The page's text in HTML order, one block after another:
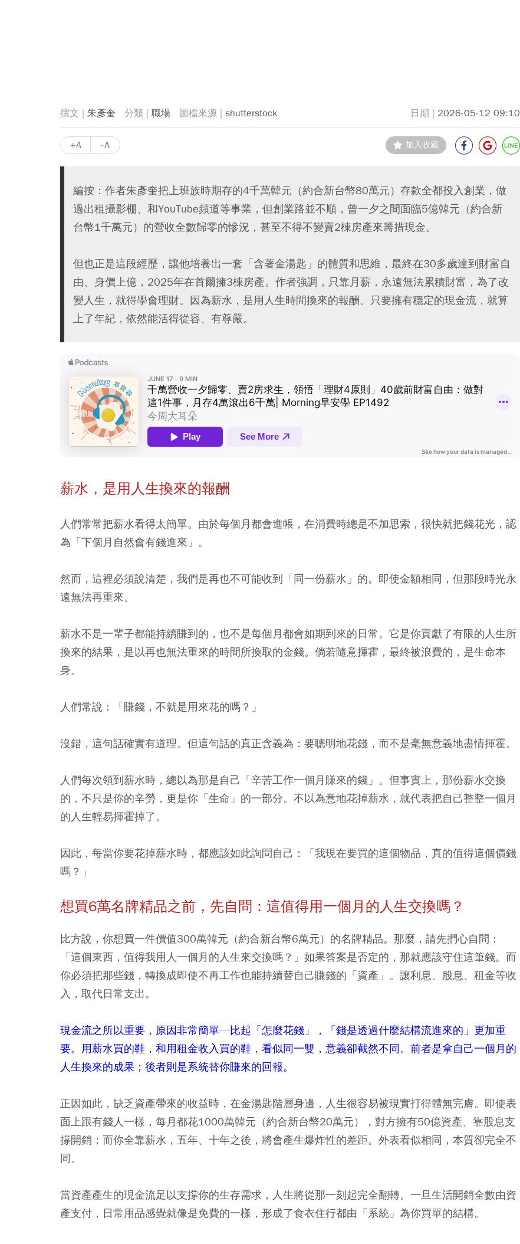
朱彥奎 職場 shutterstock 2026-05-12 09:10
+A -A 加入收藏
編按：作者朱彥奎把上班族時期存的4千萬韓元（約合新台幣80萬元）存款全都投入創業，做
過出租攝影棚、和YouTube頻道等事業，但創業路並不順，曾一夕之間面臨5億韓元（約合新
台幣1千萬元）的營收全數歸零的慘況，甚至不得不變賣2棟房產來籌措現金。
但也正是這段經歷，讓他培養出一套「含著金湯匙」的體質和思維，最終在30多歲達到財富自
由、身價上億，2025年在首爾擁3棟房產。作者強調，只靠月薪，永遠無法累積財富，為了改
變人生，就得學會理財。因為薪水，是用人生時間換來的報酬。只要擁有穩定的現金流，就算
上了年紀，依然能活得從容、有尊嚴。
薪水，是用人生換來的報酬
人們常常把薪水看得太簡單。由於每個月都會進帳，在消費時總是不加思索，很快就把錢花光，認
為「下個月自然會有錢進來」。
然而，這裡必須說清楚，我們是再也不可能收到「同一份薪水」的。即使金額相同，但那段時光永
遠無法再重來。
薪水不是一輩子都能持續賺到的，也不是每個月都會如期到來的日常。它是你貢獻了有限的人生所
換來的結果，是以再也無法重來的時間所換取的金錢。倘若隨意揮霍，最終被浪費的，是生命本
身。
人們常說：「賺錢，不就是用來花的嗎？」
沒錯，這句話確實有道理。但這句話的真正含義為：要聰明地花錢，而不是毫無意義地盡情揮霍。
人們每次領到薪水時，總以為那是自己「辛苦工作一個月賺來的錢」。但事實上，那份薪水交換
的，不只是你的辛勞，更是你「生命」的一部分。不以為意地花掉薪水，就代表把自己整整一個月
的人生輕易揮霍掉了。
因此，每當你要花掉薪水時，都應該如此詢問自己：「我現在要買的這個物品，真的值得這個價錢
嗎？」
想買6萬名牌精品之前，先自問：這值得用一個月的人生交換嗎？
比方說，你想買一件價值300萬韓元（約合新台幣6萬元）的名牌精品。那麼，請先捫心自問：
「這個東西，值得我用人一個月的人生來交換嗎？」如果答案是否定的，那就應該守住這筆錢。 而
你必須把那些錢，轉換成即使不再工作也能持續替自己賺錢的「資產」。讓利息、股息、租金等收
入，取代日常支出。
現金流之所以重要，原因非常簡單─比起「怎麼花錢」，「錢是透過什麼結構流進來的」更加重
要。用薪水買的鞋，和用租金收入買的鞋，看似同一雙，意義卻截然不同。前者是拿自己一個月的
人生換來的成果；後者則是系統替你賺來的回報。
正因如此，缺乏資產帶來的收益時，在金湯匙階層身邊，人生很容易被現實打得體無完膚。即使表
面上跟有錢人一樣，每月都花1000萬韓元（約合新台幣20萬元），對方擁有50億資產、靠股息支
撐開銷；而你全靠薪水，五年、十年之後，將會產生爆炸性的差距。外表看似相同，本質卻完全不
同。
當資產產生的現金流足以支撐你的生存需求，人生將從那一刻起完全翻轉。 一旦生活開銷全數由資
產支付，日常用品感覺就像是免費的一樣，形成了食衣住行都由「系統」為你買單的結構。